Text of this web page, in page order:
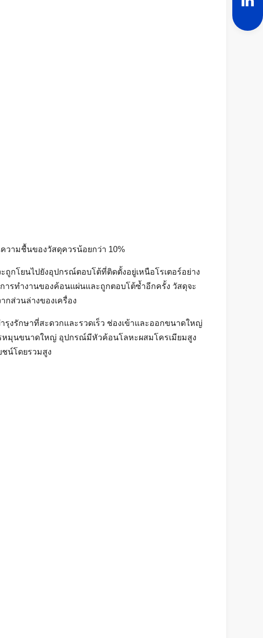
วามชื้นของวัสดุควรน้อยกว่า 10%
กโยนไปยังอุปกรณ์ตอบโต้ที่ติดตั้งอยู่เหนือโรเตอร์อย่าง
ารทำงานของค้อนแผ่นและถูกตอบโต้ซ้ำอีกครั้ง วัสดุจะ
ส่วนล่างของเครื่อง
งรักษาที่สะดวกและรวดเร็ว ช่องเข้าและออกขนาดใหญ่
หมุนขนาดใหญ่ อุปกรณ์มีหัวค้อนโลหะผสมโครเมียมสูง
น์โดยรวมสูง